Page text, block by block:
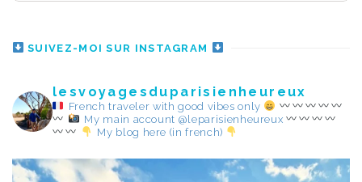
SUIVEZ-MOI SUR INSTAGRAM
lesvoyagesduparisienheureux
French traveler with good vibes only
My main account @leparisienheureux
My blog here (in french)